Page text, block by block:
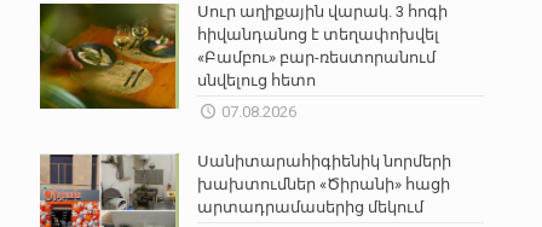
Սուր աղիքային վարակ. 3 հոգի
հիվանդանոց է տեղափոխվել
«Բամբու» բար-ռեստորանում
սնվելուց հետո
07.08.2026
Սանիտարահիգիենիկ նորմերի
խախտումներ «Ծիրանի» հացի
արտադրամասերից մեկում